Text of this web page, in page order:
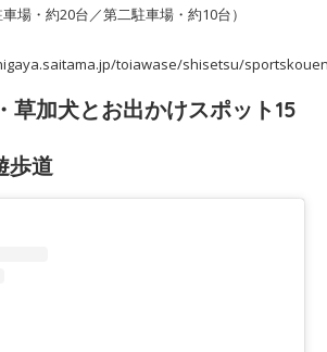
場・約20台／第二駐車場・約10台）
toiawase/shisetsu/
草加犬とお出かけスポット15
歩道